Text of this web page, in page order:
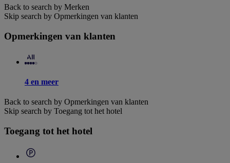
Back to search by Merken
Skip search by Opmerkingen van klanten
Opmerkingen van klanten
4 en meer
Back to search by Opmerkingen van klanten
Skip search by Toegang tot het hotel
Toegang tot het hotel